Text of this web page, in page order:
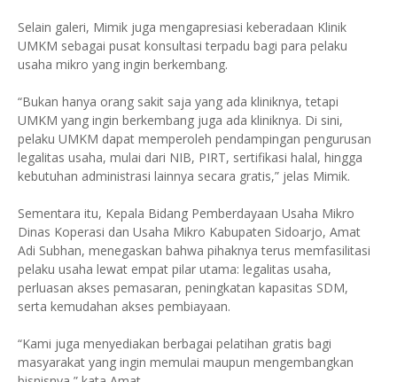
Selain galeri, Mimik juga mengapresiasi keberadaan Klinik
UMKM sebagai pusat konsultasi terpadu bagi para pelaku
usaha mikro yang ingin berkembang.
“Bukan hanya orang sakit saja yang ada kliniknya, tetapi
UMKM yang ingin berkembang juga ada kliniknya. Di sini,
pelaku UMKM dapat memperoleh pendampingan pengurusan
legalitas usaha, mulai dari NIB, PIRT, sertifikasi halal, hingga
kebutuhan administrasi lainnya secara gratis,” jelas Mimik.
Sementara itu, Kepala Bidang Pemberdayaan Usaha Mikro
Dinas Koperasi dan Usaha Mikro Kabupaten Sidoarjo, Amat
Adi Subhan, menegaskan bahwa pihaknya terus memfasilitasi
pelaku usaha lewat empat pilar utama: legalitas usaha,
perluasan akses pemasaran, peningkatan kapasitas SDM,
serta kemudahan akses pembiayaan.
“Kami juga menyediakan berbagai pelatihan gratis bagi
masyarakat yang ingin memulai maupun mengembangkan